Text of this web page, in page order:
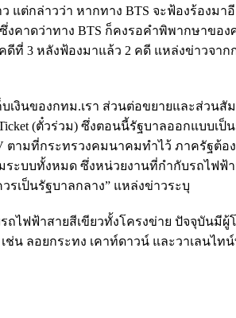
แต่กล่าวว่า หากทาง BTS จะฟ้องร้องมา
คาดว่าทาง BTS ก็คงรอคำพิพากษาขอ
ดีที่ 3 หลังฟ้องมาแล้ว 2 คดี แหล่งข่าวจาก
บเงินของกทม.เรา ส่วนต่อขยายและส่วน
(ตั๋วร่วม) ซึ่งตอนนี้รัฐบาลออกแบบเป็
ามที่กระทรวงคมนาคมทำไว้ ภาครัฐต้อ
ระบบทั้งหมด ซึ่งหน่วยงานที่กำกับรถไฟ
รเป็นรัฐบาลกลาง” แหล่งข่าวระบุ
ไฟฟ้าสายสีเขียวทั้งโครงข่าย ปัจจุบันมีผู้โ
ช่น ลอยกระทง เคาท์ดาวน์ และวาเลนไ